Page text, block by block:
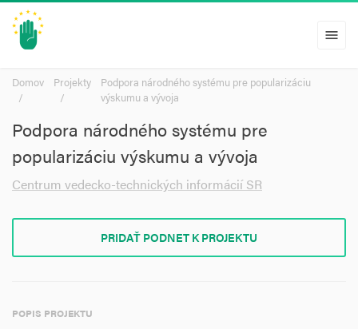
menu
Domov Projekty
Podpora národného systému pre popularizáciu
výskumu a vývoja
Podpora národného systému pre
popularizáciu výskumu a vývoja
Centrum vedecko-technických informácií SR
PRIDAŤ PODNET K PROJEKTU
POPIS PROJEKTU